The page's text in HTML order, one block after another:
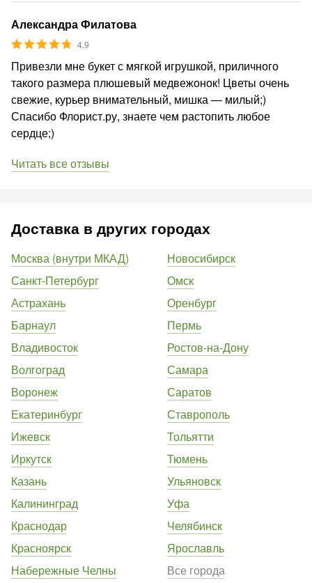
Александра Филатова
4.9
Привезли мне букет с мягкой игрушкой, приличного
такого размера плюшевый медвежонок! Цветы очень
свежие, курьер внимательный, мишка — милый;)
Спасибо Флорист.ру, знаете чем растопить любое
сердце;)
Читать все отзывы
Доставка в других городах
Москва (внутри МКАД)
Санкт-Петербург
Астрахань
Барнаул
Владивосток
Волгоград
Воронеж
Екатеринбург
Ижевск
Иркутск
Казань
Калининград
Краснодар
Красноярск
Набережные Челны
Новосибирск
Омск
Оренбург
Пермь
Ростов-на-Дону
Самара
Саратов
Ставрополь
Тольятти
Тюмень
Ульяновск
Уфа
Челябинск
Ярославль
Все города